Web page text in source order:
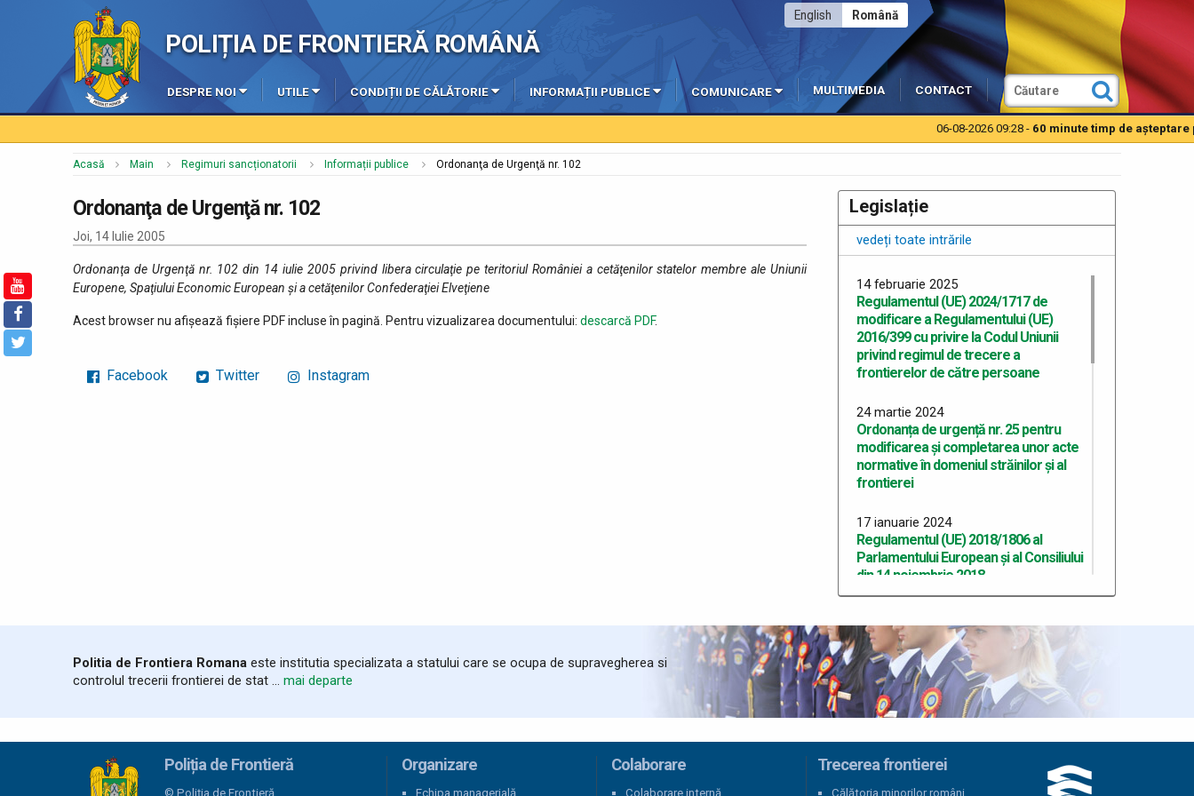
POLIȚIA DE FRONTIERĂ ROMÂNĂ
Română
English
DESPRE NOI UTILE CONDIȚII DE CĂLĂTORIE INFORMAȚII PUBLICE COMUNICARE MULTIMEDIA CONTACT
06-08-2026 09:28 -60 minute timp de aşteptare
Acasă Main Regimuri sancționatorii Informații publice Ordonanţa de Urgenţă nr. 102
Ordonanţa de Urgenţă nr. 102
Joi, 14 Iulie 2005
Ordonanţa de Urgenţă nr. 102 din 14 iulie 2005 privind libera circulaţie pe teritoriul României a cetăţenilor statelor membre ale Uniunii
Europene, Spaţiului Economic European şi a cetăţenilor Confederaţiei Elveţiene
Acest browser nu afișează fișiere PDF incluse în pagină. Pentru vizualizarea documentului: descarcă PDF.
Facebook Twitter Instagram
Legislație
vedeți toate intrările
14 februarie 2025
Regulamentul (UE) 2024/1717 de
modificare a Regulamentului (UE)
2016/399 cu privire la Codul Uniunii
privind regimul de trecere a
frontierelor de către persoane
24 martie 2024
Ordonanța de urgență nr. 25 pentru
modificarea și completarea unor acte
normative în domeniul străinilor și al
frontierei
17 ianuarie 2024
Regulamentul (UE) 2018/1806 al
Parlamentului European și al Consiliului
din 14 noiembrie 2018
Ordinul nr. 1124 din 20 iulie 2015 privind
lista documentelor de trecere a
frontierei de stat acceptate de statul
român
Decizia (UE) 2024/210 a Consiliului UE
din 30 decembrie 2023 privind aplicarea
integrală a dispozițiilor acquis-ului
Politia de Frontiera Romana este institutia specializata a statului care se ocupa de supravegherea si
controlul trecerii frontierei de stat ... mai departe
Poliția de Frontieră
© Poliția de Frontieră
Organizare
Echipa managerială
Colaborare
Colaborare internă
Trecerea frontierei
Călătoria minorilor români